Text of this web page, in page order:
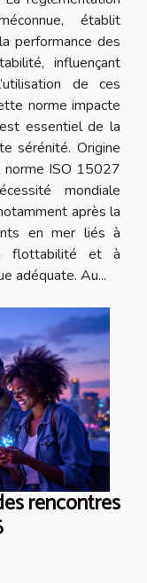
établit
performance des
influençant
de ces
norme impacte
essentiel de la
sérénité. Origine
ISO 15027
mondiale
après la
en mer liés à
flottabilité et à
adéquate. Au...
rencontres